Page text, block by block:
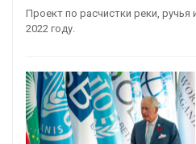
Проект по расчистки реки, ручья
2022 году.